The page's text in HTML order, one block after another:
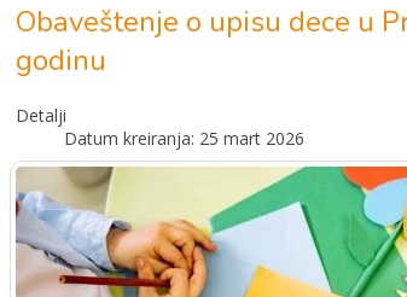
Obaveštenje o upisu dece u
godinu
Detalji
Datum kreiranja: 25 mart 2026